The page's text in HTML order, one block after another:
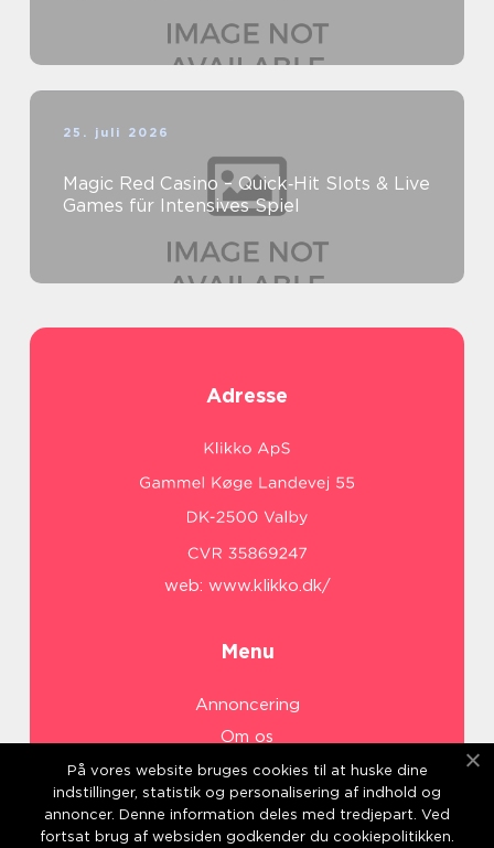
25. juli 2026
Magic Red Casino – Quick‑Hit Slots & Live
Games für Intensives Spiel
Adresse
web: www.klikko.dk/
Menu
Annoncering
Om os
Cookies
Kontakt os
Sitemap
På vores website bruges cookies til at huske dine
indstillinger, statistik og personalisering af indhold og
annoncer. Denne information deles med tredjepart. Ved
fortsat brug af websiden godkender du cookiepolitikken.